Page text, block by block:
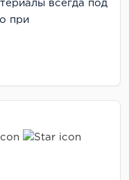
всегда под
при